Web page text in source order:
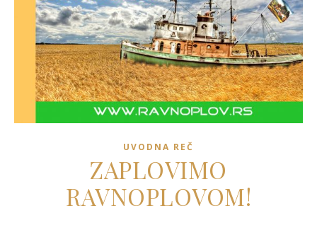
UVODNA REČ
ZAPLOVIMO
RAVNOPLOVOM!